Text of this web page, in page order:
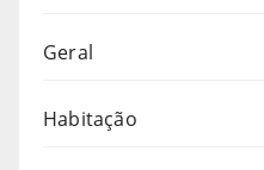
Geral
Habitação